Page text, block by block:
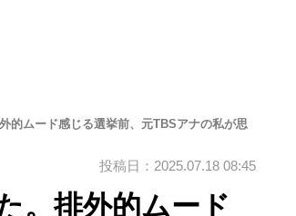
的ムード感じる選挙前、元TBSアナの私が思
投稿日：2025.07.18 08:45
。排外的ムード